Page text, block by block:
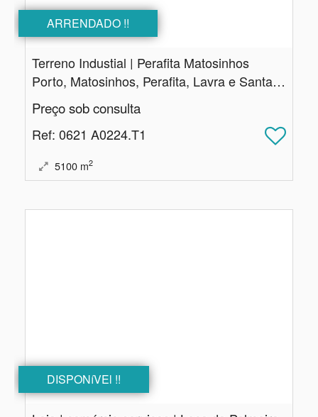
ARRENDADO !!
Terreno Industial | Perafita Matosinhos
Porto, Matosinhos, Perafita, Lavra e Santa Cruz do Bispo
Preço sob consulta
Ref: 0621 A0224.T1
5100 m2
DISPONíVEl !!